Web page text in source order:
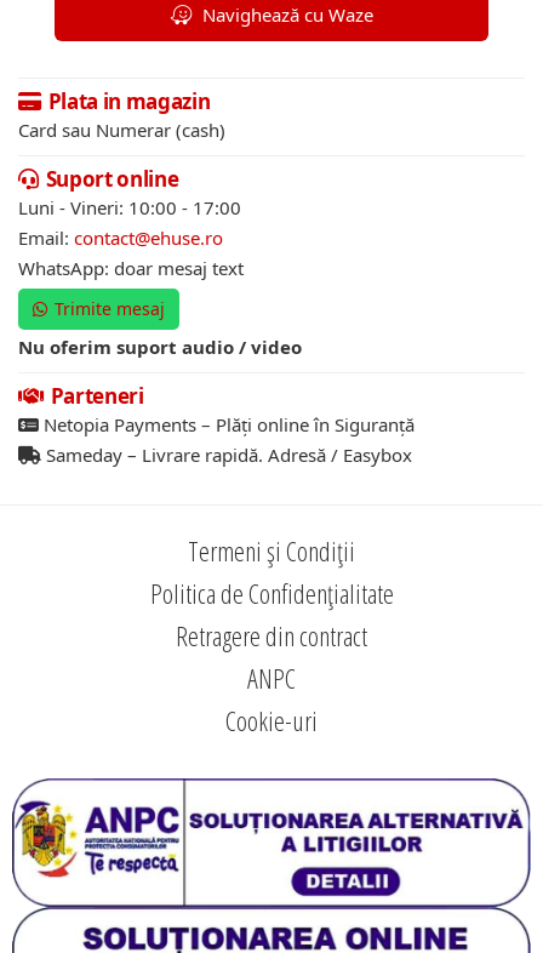
Navighează cu Waze
Plata in magazin
Card sau Numerar (cash)
Suport online
Luni - Vineri: 10:00 - 17:00
Email: contact@ehuse.ro
WhatsApp: doar mesaj text
Trimite mesaj
Nu oferim suport audio / video
Parteneri
Netopia Payments – Plăți online în Siguranță
Sameday – Livrare rapidă. Adresă / Easybox
Termeni și Condiții
Politica de Confidențialitate
Retragere din contract
ANPC
Cookie-uri